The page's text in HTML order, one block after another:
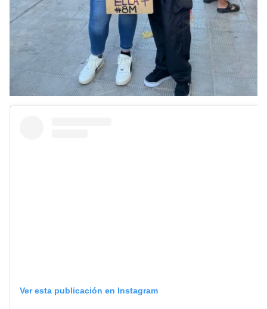
Ver esta publicación en Instagram